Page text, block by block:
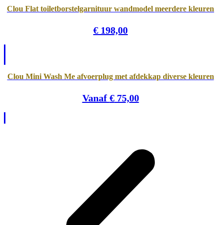
Clou Flat toiletborstelgarnituur wandmodel meerdere kleuren
€ 198,00
Clou Mini Wash Me afvoerplug met afdekkap diverse kleuren
Vanaf €75,00